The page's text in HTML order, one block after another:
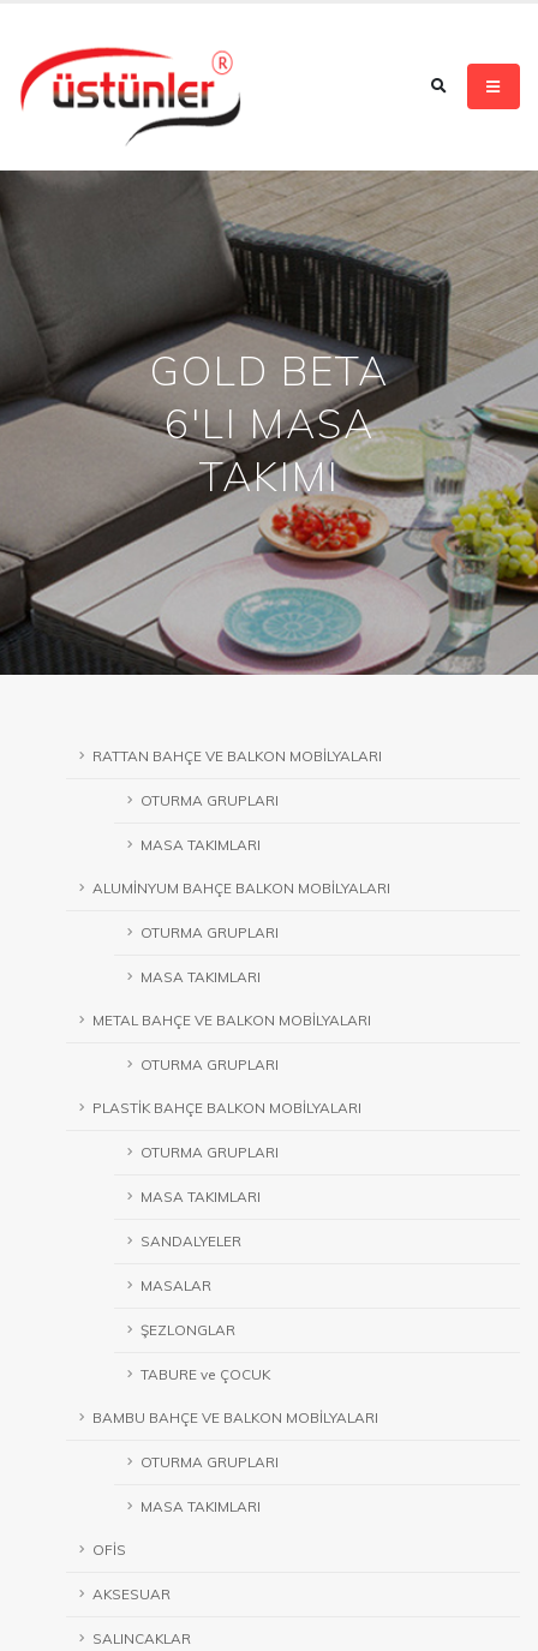
GOLD BETA
6'LI MASA
TAKIMI
RATTAN BAHÇE VE BALKON MOBİLYALARI
OTURMA GRUPLARI
MASA TAKIMLARI
ALUMİNYUM BAHÇE BALKON MOBİLYALARI
OTURMA GRUPLARI
MASA TAKIMLARI
METAL BAHÇE VE BALKON MOBİLYALARI
OTURMA GRUPLARI
PLASTİK BAHÇE BALKON MOBİLYALARI
OTURMA GRUPLARI
MASA TAKIMLARI
SANDALYELER
MASALAR
ŞEZLONGLAR
TABURE ve ÇOCUK
BAMBU BAHÇE VE BALKON MOBİLYALARI
OTURMA GRUPLARI
MASA TAKIMLARI
OFİS
AKSESUAR
SALINCAKLAR